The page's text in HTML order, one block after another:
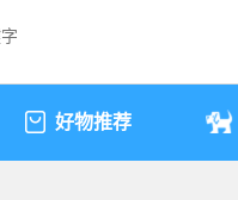
好物推荐